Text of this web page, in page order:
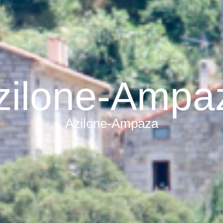
Azilone-Ampaza